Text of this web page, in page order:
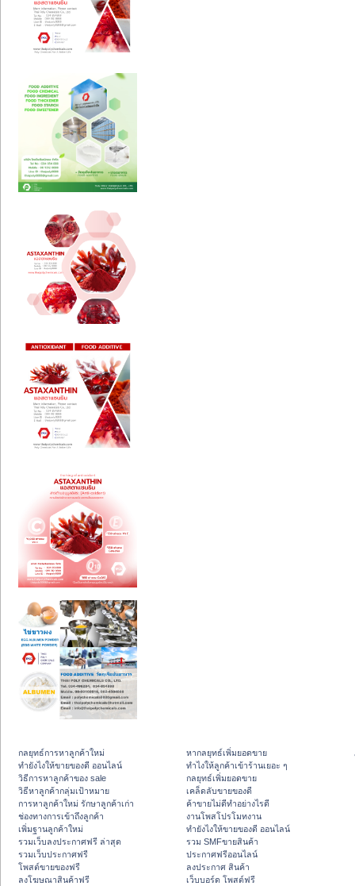
กลยุทธ์การหาลูกค้าใหม่
ทํายังไงให้ขายของดี ออนไลน์
วิธีการหาลูกค้าของ sale
วิธีหาลูกค้ากลุ่มเป้าหมาย
การหาลูกค้าใหม่ รักษาลูกค้าเก่า
ช่องทางการเข้าถึงลูกค้า
เพิ่มฐานลูกค้าใหม่
รวมเว็บลงประกาศฟรี ล่าสุด
รวมเว็บประกาศฟรี
โพสต์ขายของฟรี
ลงโฆษณาสินค้าฟรี
หากลยุทธ์เพิ่มยอดขาย
ทําไงให้ลูกค้าเข้าร้านเยอะ ๆ
กลยุทธ์เพิ่มยอดขาย
เคล็ดลับขายของดี
ค้าขายไม่ดีทำอย่างไรดี
งานโพสโปรโมทงาน
ทํายังไงให้ขายของดี ออนไลน์
รวม SMFขายสินค้า
ประกาศฟรีออนไลน์
ลงประกาศ สินค้า
เว็บบอร์ด โพสต์ฟรี